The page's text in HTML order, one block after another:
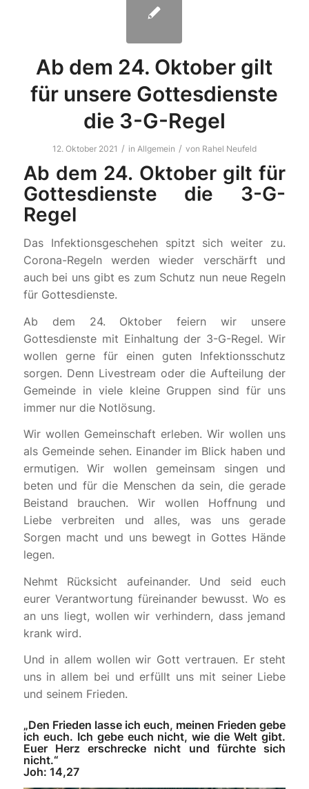
Ab dem 24. Oktober gilt
für unsere Gottesdienste
die 3-G-Regel
12. Oktober 2021 / in Allgemein / von Rahel Neufeld
Ab dem 24. Oktober gilt für
Gottesdienste die 3-G-
Regel
Das Infektionsgeschehen spitzt sich weiter zu.
Corona-Regeln werden wieder verschärft und
auch bei uns gibt es zum Schutz nun neue Regeln
für Gottesdienste.
Ab dem 24. Oktober feiern wir unsere
Gottesdienste mit Einhaltung der 3-G-Regel. Wir
wollen gerne für einen guten Infektionsschutz
sorgen. Denn Livestream oder die Aufteilung der
Gemeinde in viele kleine Gruppen sind für uns
immer nur die Notlösung.
Wir wollen Gemeinschaft erleben. Wir wollen uns
als Gemeinde sehen. Einander im Blick haben und
ermutigen. Wir wollen gemeinsam singen und
beten und für die Menschen da sein, die gerade
Beistand brauchen. Wir wollen Hoffnung und
Liebe verbreiten und alles, was uns gerade
Sorgen macht und uns bewegt in Gottes Hände
legen.
Nehmt Rücksicht aufeinander. Und seid euch
eurer Verantwortung füreinander bewusst. Wo es
an uns liegt, wollen wir verhindern, dass jemand
krank wird.
Und in allem wollen wir Gott vertrauen. Er steht
uns in allem bei und erfüllt uns mit seiner Liebe
und seinem Frieden.
„Den Frieden lasse ich euch, meinen Frieden gebe
ich euch. Ich gebe euch nicht, wie die Welt gibt.
Euer Herz erschrecke nicht und fürchte sich
nicht.“
Joh: 14,27